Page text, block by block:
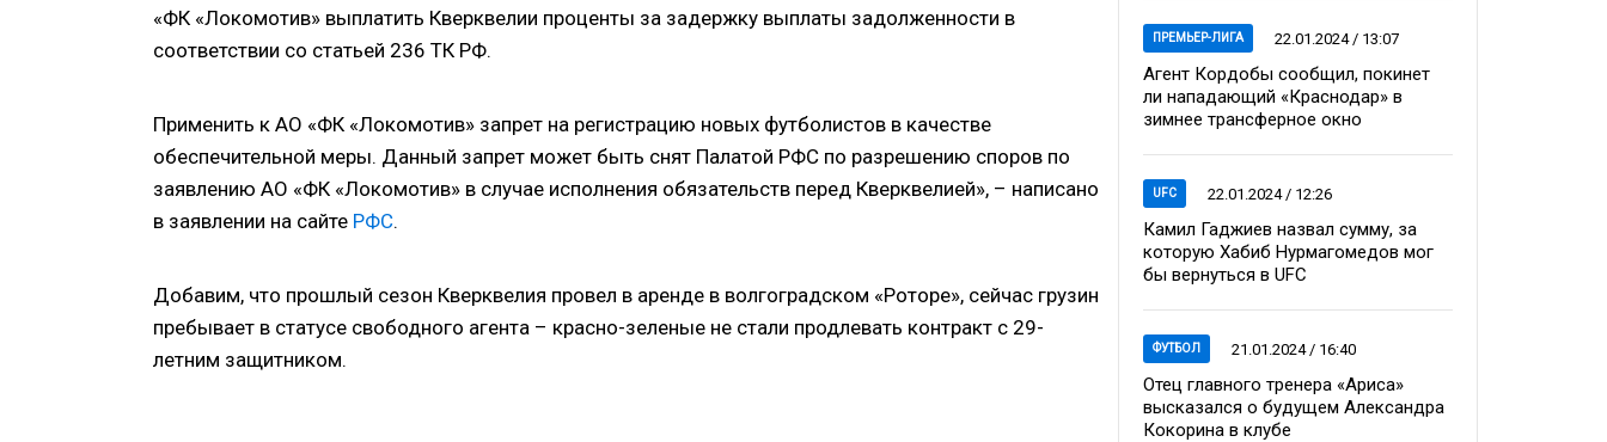
«ФК «Локомотив» выплатить Кверквелии проценты за задержку выплаты задолженности в
соответствии со статьей 236 ТК РФ.
Применить к АО «ФК «Локомотив» запрет на регистрацию новых футболистов в качестве
обеспечительной меры. Данный запрет может быть снят Палатой РФС по разрешению споров по
заявлению АО «ФК «Локомотив» в случае исполнения обязательств перед Кверквелией», – написано
в заявлении на сайте РФС.
Добавим, что прошлый сезон Кверквелия провел в аренде в волгоградском «Роторе», сейчас грузин
пребывает в статусе свободного агента – красно-зеленые не стали продлевать контракт с 29-
летним защитником.
ПРЕМЬЕР-ЛИГА 22.01.2024 / 13:07
Агент Кордобы сообщил, покинет
ли нападающий «Краснодар» в
зимнее трансферное окно
UFC 22.01.2024 / 12:26
Камил Гаджиев назвал сумму, за
которую Хабиб Нурмагомедов мог
бы вернуться в UFC
ФУТБОЛ 21.01.2024 / 16:40
Отец главного тренера «Ариса»
высказался о будущем Александра
Кокорина в клубе